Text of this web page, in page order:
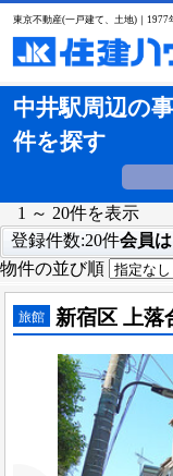
東京不動産(一戸建て、土地)｜1977
中井駅周辺の
件を探す
1 ～ 20件を表示
登録件数:20件会員は
物件の並び順
旅館 新宿区 上落